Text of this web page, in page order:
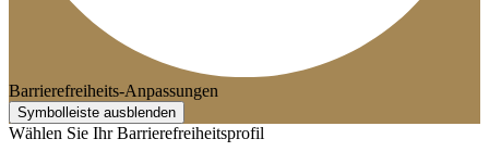
Barrierefreiheits-Anpassungen
Symbolleiste ausblenden
Wählen Sie Ihr Barrierefreiheitsprofil